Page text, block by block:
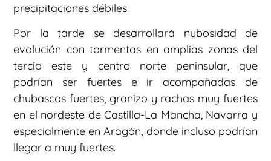
precipitaciones débiles.
Por la tarde se desarrollará nubosidad de
evolución con tormentas en amplias zonas del
tercio este y centro norte peninsular, que
podrían ser fuertes e ir acompañadas de
chubascos fuertes, granizo y rachas muy fuertes
en el nordeste de Castilla-La Mancha, Navarra y
especialmente en Aragón, donde incluso podrían
llegar a muy fuertes.